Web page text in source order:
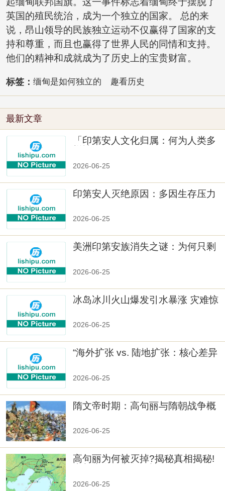
英国的殖民统治，成为一个独立的国家。 总的来
说，昂山领导的民族独立运动不仅赢得了国家的支
持和尊重，而且也赢得了世界人民的同情和支持。
他们的精神和成就成为了历史上的宝贵财富。
标签： 缅甸是如何独立的 趣看历史
最新文章
「印第安人文化归属：何为人类多
2026-06-25
印第安人灭绝原因：多因生存压力
2026-06-25
美洲印第安族消失之谜：为何只剩
2026-06-25
冰岛冰川火山爆发引水暴涨 灾难惊
2026-06-25
“海外扩张 vs. 陆地扩张：核心差异
2026-06-25
隋文帝时期：高句丽与隋朝战争概
2026-06-25
高句丽为何被灭掉?揭秘真相揭秘!
2026-06-25